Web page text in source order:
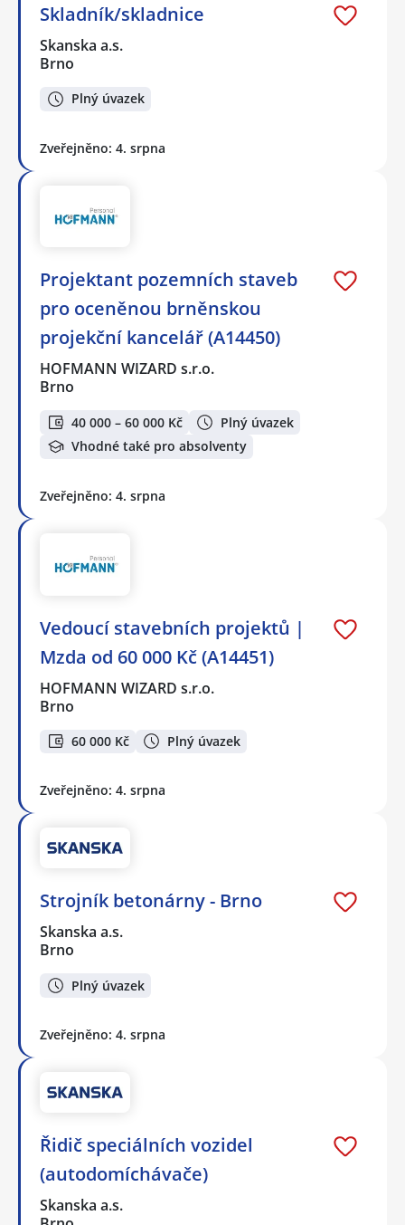
Skladník/skladnice
Skanska a.s.
Brno
Plný úvazek
Zveřejněno: 4. srpna
Projektant pozemních staveb
pro oceněnou brněnskou
projekční kancelář (A14450)
HOFMANN WIZARD s.r.o.
Brno
40 000 – 60 000 Kč
Plný úvazek
Vhodné také pro absolventy
Zveřejněno: 4. srpna
️Vedoucí stavebních projektů |
Mzda od 60 000 Kč (A14451)
HOFMANN WIZARD s.r.o.
Brno
60 000 Kč Plný úvazek
Zveřejněno: 4. srpna
Strojník betonárny - Brno
Skanska a.s.
Brno
Plný úvazek
Zveřejněno: 4. srpna
Řidič speciálních vozidel
(autodomíchávače)
Skanska a.s.